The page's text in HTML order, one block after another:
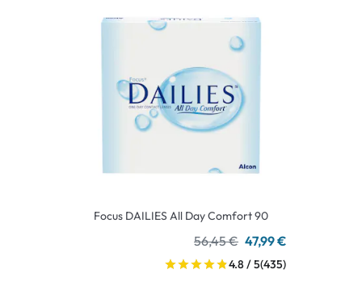
Focus DAILIES All Day Comfort 90
56,45 € 47,99 €
4.8 / 5(435)